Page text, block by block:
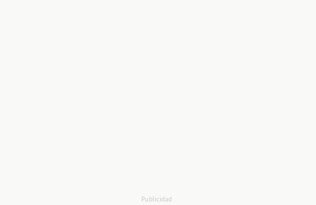
Publicidad